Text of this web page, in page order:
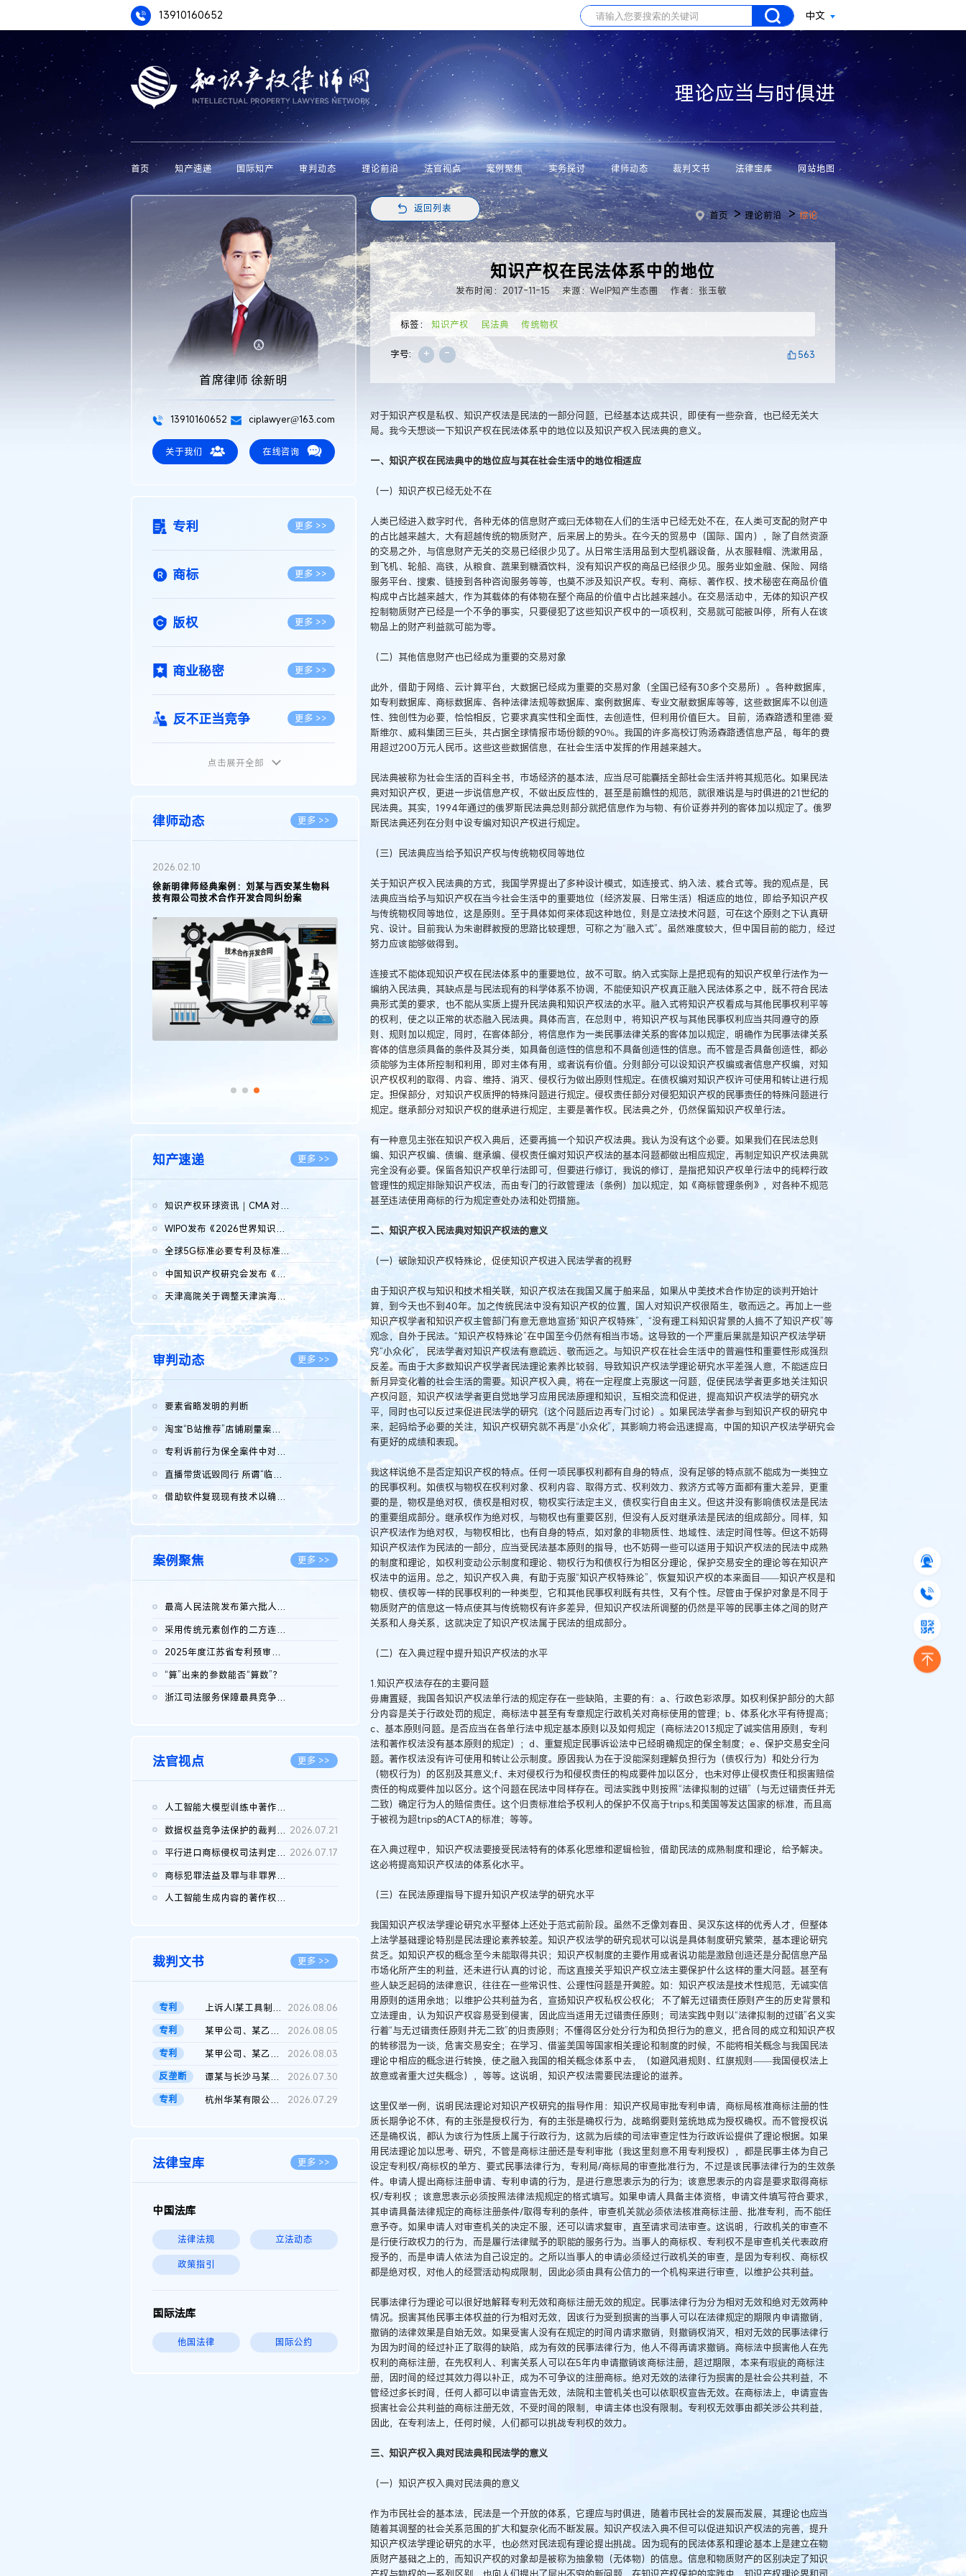
13910160652 中文
理论应当与时俱进
首页 知产速递 国际知产 审判动态 理论前沿 法官视点 案例聚焦 实务探讨 律师动态 裁判文书 法律宝库 网站地图
首席律师 徐新明
13910160652 ciplawyer@163.com
关于我们 在线咨询
专利 更多 >>
商标 更多 >>
版权 更多 >>
商业秘密 更多 >>
反不正当竞争 更多 >>
植物新品种
地理标志 更多 >>
集成电路布图设计
传统文化 更多 >>
点击展开全部
律师动态 更多 >>
徐新明律师接受《天津日报》采访：解读
2025年度天津市专利行政保护案例
著名知识产权律师徐新明接受《中国经营
报》采访：技术革新下知识产权保护面临新
徐新明律师经典案例：刘某与西安某生物科
技有限公司技术合作开发合同纠纷案
知产速递 更多 >>
知识产权环球资讯｜CMA 对微软发起调查；批量搬运二手平台数据构...
WIPO发布《2026世界知识产权报告》 含报告全文
全球5G标准必要专利及标准提案研究报告（2026年）全文发布
中国知识产权研究会发布《2025年度中国企业海外知识产权纠纷调查...
2026.08.07
天津高院关于调整天津滨海高新技术产业开发区华苑科技园一审普通...
2026.08.07
审判动态 更多 >>
要素省略发明的判断
淘宝“B站推荐”店铺刷量案维持原判，两被告连带赔偿150万元
专利诉前行为保全案件中对仿制药申请人曾作出三类声明的考量及违...
直播带货诋毁同行 所谓“临场发挥”不免责
借助软件复现现有技术以确认相关参数特征是否被公开
案例聚焦 更多 >>
最高人民法院发布第六批人民法院种业知识产权司法保护典型案例 含...
采用传统元素创作的二方连续装饰图案作品的独创性及侵权对比认定
2025年度江苏省专利预审典型案例
“算”出来的参数能否“算数”？
浙江司法服务保障最具竞争力营商环境建设典型案例（第二批）含侵...
法官视点 更多 >>
人工智能大模型训练中著作权的合理使用
2026.07.28
数据权益竞争法保护的裁判路径构建 2026.07.21
平行进口商标侵权司法判定规则的困境与纾解 2026.07.17
商标犯罪法益及罪与非罪界限研究
人工智能生成内容的著作权司法认定：演进逻辑、现实困境与规则建...
裁判文书 更多 >>
专利 上诉人I某工具制品有限公司与被上诉人程某及一审被告中华人民共和...
2026.08.06
专利
某甲公司、某乙公司、某丙公司申请诉前行为保全复议裁定书
2026.08.05
专利
某甲公司、某乙公司、官某与某丙公司专利申请权权属纠纷 二审判决...
2026.08.03
反垄断
谭某与长沙马某堆农产品股份有限公司滥用市场支配地位纠纷二审裁...
2026.07.30
专利
杭州华某有限公司与菲某有限公司侵害发明专利权纠纷 2026.07.29
法律宝库 更多 >>
中国法库
法律法规 立法动态
政策指引
国际法库
他国法律 国际公约
返回列表
首页 >理论前沿 >综论
知识产权在民法体系中的地位
发布时间：2017-11-15 来源：WeIP知产生态圈 作者：张玉敏
标签： 知识产权 民法典 传统物权
字号: + - 563
对于知识产权是私权、知识产权法是民法的一部分问题，已经基本达成共识，即使有一些杂音，也已经无关大
局。我今天想谈一下知识产权在民法体系中的地位以及知识产权入民法典的意义。
一、知识产权在民法典中的地位应与其在社会生活中的地位相适应
（一）知识产权已经无处不在
人类已经进入数字时代，各种无体的信息财产或曰无体物在人们的生活中已经无处不在，在人类可支配的财产中
的占比越来越大，大有超越传统的物质财产，后来居上的势头。在今天的贸易中（国际、国内），除了自然资源
的交易之外，与信息财产无关的交易已经很少见了。从日常生活用品到大型机器设备，从衣服鞋帽、洗漱用品，
到飞机、轮船、高铁，从粮食、蔬果到糖酒饮料，没有知识产权的商品已经很少见。服务业如金融、保险、网络
服务平台、搜索、链接到各种咨询服务等等，也莫不涉及知识产权。专利、商标、著作权、技术秘密在商品价值
构成中占比越来越大，作为其载体的有体物在整个商品的价值中占比越来越小。在交易活动中，无体的知识产权
控制物质财产已经是一个不争的事实，只要侵犯了这些知识产权中的一项权利，交易就可能被叫停，所有人在该
物品上的财产利益就可能为零。
（二）其他信息财产也已经成为重要的交易对象
此外，借助于网络、云计算平台，大数据已经成为重要的交易对象（全国已经有30多个交易所）。各种数据库，
如专利数据库、商标数据库、各种法律法规等数据库、案例数据库、专业文献数据库等等，这些数据库不以创造
性、独创性为必要，恰恰相反，它要求真实性和全面性，去创造性，但利用价值巨大。 目前，汤森路透和里德·爱
斯维尔、威科集团三巨头，共占据全球情报市场份额的90%。我国的许多高校订购汤森路透信息产品，每年的费
用超过200万元人民币。这些这些数据信息，在社会生活中发挥的作用越来越大。
民法典被称为社会生活的百科全书，市场经济的基本法，应当尽可能囊括全部社会生活并将其规范化。如果民法
典对知识产权，更进一步说信息产权，不做出反应性的，甚至是前瞻性的规范，就很难说是与时俱进的21世纪的
民法典。其实，1994年通过的俄罗斯民法典总则部分就把信息作为与物、有价证券并列的客体加以规定了。俄罗
斯民法典还列在分则中设专编对知识产权进行规定。
（三）民法典应当给予知识产权与传统物权同等地位
关于知识产权入民法典的方式，我国学界提出了多种设计模式，如连接式、纳入法、糅合式等。我的观点是，民
法典应当给予与知识产权在当今社会生活中的重要地位（经济发展、日常生活）相适应的地位，即给予知识产权
与传统物权同等地位，这是原则。至于具体如何来体现这种地位，则是立法技术问题，可在这个原则之下认真研
究、设计。目前我认为朱谢群教授的思路比较理想，可称之为“融入式”。虽然难度较大，但中国目前的能力，经过
努力应该能够做得到。
连接式不能体现知识产权在民法体系中的重要地位，故不可取。纳入式实际上是把现有的知识产权单行法作为一
编纳入民法典，其缺点是与民法现有的科学体系不协调，不能使知识产权真正融入民法体系之中，既不符合民法
典形式美的要求，也不能从实质上提升民法典和知识产权法的水平。融入式将知识产权看成与其他民事权利平等
的权利，使之以正常的状态融入民法典。具体而言，在总则中，将知识产权与其他民事权利应当共同遵守的原
则、规则加以规定，同时，在客体部分，将信息作为一类民事法律关系的客体加以规定，明确作为民事法律关系
客体的信息须具备的条件及其分类，如具备创造性的信息和不具备创造性的信息。而不管是否具备创造性，都必
须能够为主体所控制和利用，即对主体有用，或者说有价值。分则部分可以设知识产权编或者信息产权编，对知
识产权权利的取得、内容、维持、消灭、侵权行为做出原则性规定。在债权编对知识产权许可使用和转让进行规
定。担保部分，对知识产权质押的特殊问题进行规定。侵权责任部分对侵犯知识产权的民事责任的特殊问题进行
规定。继承部分对知识产权的继承进行规定，主要是著作权。民法典之外，仍然保留知识产权单行法。
有一种意见主张在知识产权入典后，还要再搞一个知识产权法典。我认为没有这个必要。如果我们在民法总则
编、知识产权编、债编、继承编、侵权责任编对知识产权法的基本问题都做出相应规定，再制定知识产权法典就
完全没有必要。保留各知识产权单行法即可，但要进行修订，我说的修订，是指把知识产权单行法中的纯粹行政
管理性的规定排除知识产权法，而由专门的行政管理法（条例）加以规定，如《商标管理条例》，对各种不规范
甚至违法使用商标的行为规定查处办法和处罚措施。
二、知识产权入民法典对知识产权法的意义
（一）破除知识产权特殊论，促使知识产权进入民法学者的视野
由于知识产权与知识和技术相关联，知识产权法在我国又属于舶来品，如果从中美技术合作协定的谈判开始计
算，到今天也不到40年。加之传统民法中没有知识产权的位置，国人对知识产权很陌生，敬而远之。再加上一些
知识产权学者和知识产权主管部门有意无意地宣扬“知识产权特殊”，“没有理工科知识背景的人搞不了知识产权”等
观念，自外于民法。“知识产权特殊论”在中国至今仍然有相当市场。这导致的一个严重后果就是知识产权法学研
究“小众化”， 民法学者对知识产权法有意疏远、敬而远之。与知识产权在社会生活中的普遍性和重要性形成强烈
反差。而由于大多数知识产权学者民法理论素养比较弱，导致知识产权法学理论研究水平差强人意，不能适应日
新月异变化着的社会生活的需要。知识产权入典，将在一定程度上克服这一问题，促使民法学者更多地关注知识
产权问题，知识产权法学者更自觉地学习应用民法原理和知识，互相交流和促进，提高知识产权法学的研究水
平，同时也可以反过来促进民法学的研究（这个问题后边再专门讨论）。如果民法学者参与到知识产权的研究中
来，起码给予必要的关注，知识产权研究就不再是“小众化”，其影响力将会迅速提高，中国的知识产权法学研究会
有更好的成绩和表现。
我这样说绝不是否定知识产权的特点。任何一项民事权利都有自身的特点，没有足够的特点就不能成为一类独立
的民事权利。如债权与物权在权利对象、权利内容、取得方式、权利效力、救济方式等方面都有重大差异，更重
要的是，物权是绝对权，债权是相对权，物权实行法定主义，债权实行自由主义。但这并没有影响债权法是民法
的重要组成部分。继承权作为绝对权，与物权也有重要区别，但没有人反对继承法是民法的组成部分。同样，知
识产权法作为绝对权，与物权相比，也有自身的特点，如对象的非物质性、地域性、法定时间性等。但这不妨碍
知识产权法作为民法的一部分，应当受民法基本原则的指导，也不妨碍一些可以适用于知识产权法的民法中成熟
的制度和理论，如权利变动公示制度和理论、物权行为和债权行为相区分理论，保护交易安全的理论等在知识产
权法中的运用。总之，知识产权入典，有助于克服“知识产权特殊论”，恢复知识产权的本来面目——知识产权是和
物权、债权等一样的民事权利的一种类型，它和其他民事权利既有共性，又有个性。尽管由于保护对象是不同于
物质财产的信息这一特点使其与传统物权有许多差异，但知识产权法所调整的仍然是平等的民事主体之间的财产
关系和人身关系，这就决定了知识产权法属于民法的组成部分。
（二）在入典过程中提升知识产权法的水平
1.知识产权法存在的主要问题
毋庸置疑，我国各知识产权法单行法的规定存在一些缺陷，主要的有：a、行政色彩浓厚。如权利保护部分的大部
分内容是关于行政处罚的规定，商标法中甚至有专章规定行政机关对商标使用的管理；b、体系化水平有待提高；
c、基本原则问题。是否应当在各单行法中规定基本原则以及如何规定（商标法2013规定了诚实信用原则，专利
法和著作权法没有基本原则的规定）；d、重复规定民事诉讼法中已经明确规定的保全制度；e、保护交易安全问
题。著作权法没有许可使用和转让公示制度。原因我认为在于没能深刻理解负担行为（债权行为）和处分行为
（物权行为）的区别及其意义;f、未对侵权行为和侵权责任的构成要件加以区分，也未对停止侵权责任和损害赔偿
责任的构成要件加以区分。这个问题在民法中同样存在。司法实践中则按照“法律拟制的过错”（与无过错责任并无
二致）确定行为人的赔偿责任。这个归责标准给予权利人的保护不仅高于trips,和美国等发达国家的标准，而且高
于被视为超trips的ACTA的标准；等等。
在入典过程中，知识产权法要接受民法特有的体系化思维和逻辑检验，借助民法的成熟制度和理论，给予解决。
这必将提高知识产权法的体系化水平。
（三）在民法原理指导下提升知识产权法学的研究水平
我国知识产权法学理论研究水平整体上还处于范式前阶段。虽然不乏像刘春田、吴汉东这样的优秀人才，但整体
上法学基础理论特别是民法理论素养较差。知识产权法学的研究现状可以说是具体制度研究繁荣，基本理论研究
贫乏。如知识产权的概念至今未能取得共识；知识产权制度的主要作用或者说功能是激励创造还是分配信息产品
市场化所产生的利益，还未进行认真的讨论，而这直接关乎知识产权立法主要保护什么这样的重大问题。甚至有
些人缺乏起码的法律意识，往往在一些常识性、公理性问题是开黄腔。如：知识产权法是技术性规范，无诚实信
用原则的适用余地；以维护公共利益为名，宣扬知识产权私权公权化； 不了解无过错责任原则产生的历史背景和
立法理由，认为知识产权容易受到侵害，因此应当适用无过错责任原则；司法实践中则以“法律拟制的过错”名义实
行着“与无过错责任原则并无二致”的归责原则；不懂得区分处分行为和负担行为的意义，把合同的成立和知识产权
的转移混为一谈，危害交易安全；在学习、借鉴美国等国家相关理论和制度的时候，不能将相关概念与我国民法
理论中相应的概念进行转换，使之融入我国的相关概念体系中去，（如避风港规则、红旗规则——我国侵权法上
故意或者重大过失概念），等等。这说明，知识产权法需要民法理论的滋养。
这里仅举一例，说明民法理论对知识产权研究的指导作用：知识产权局审批专利申请，商标局核准商标注册的性
质长期争论不休，有的主张是授权行为，有的主张是确权行为，战略纲要则笼统地成为授权确权。而不管授权说
还是确权说，都认为该行为性质上属于行政行为，这就为后续的司法审查定性为行政诉讼提供了理论根据。如果
用民法理论加以思考、研究，不管是商标注册还是专利审批（我这里刻意不用专利授权），都是民事主体为自己
设定专利权/商标权的单方、要式民事法律行为，专利局/商标局的审查批准行为，不过是该民事法律行为的生效条
件。申请人提出商标注册申请、专利申请的行为，是进行意思表示为的行为；该意思表示的内容是要求取得商标
权/专利权 ；该意思表示必须按照法律法规规定的格式填写。如果申请人具备主体资格，申请文件填写符合要求，
其申请具备法律规定的商标注册条件/取得专利的条件，审查机关就必须依法核准商标注册、批准专利，而不能任
意予夺。如果申请人对审查机关的决定不服，还可以请求复审，直至请求司法审查。这说明，行政机关的审查不
是行使行政权力的行为，而是履行法律赋予的职能的服务行为。当事人的商标权、专利权不是审查机关代表政府
授予的，而是申请人依法为自己设定的。之所以当事人的申请必须经过行政机关的审查，是因为专利权、商标权
都是绝对权，对他人的经营活动构成限制，因此必须由具有公信力的一个机构来进行审查，以维护公共利益。
民事法律行为理论可以很好地解释专利无效和商标注册无效的规定。民事法律行为分为相对无效和绝对无效两种
情况。损害其他民事主体权益的行为相对无效，因该行为受到损害的当事人可以在法律规定的期限内申请撤销，
撤销的法律效果是自始无效。如果受害人没有在规定的时间内请求撤销，则撤销权消灭，相对无效的民事法律行
为因为时间的经过补正了取得的缺陷，成为有效的民事法律行为，他人不得再请求撤销。商标法中损害他人在先
权利的商标注册，在先权利人、利害关系人可以在5年内申请撤销该商标注册，超过期限，本来有瑕疵的商标注
册，因时间的经过其效力得以补正，成为不可争议的注册商标。绝对无效的法律行为损害的是社会公共利益，不
管经过多长时间，任何人都可以申请宣告无效，法院和主管机关也可以依职权宣告无效。在商标法上，申请宣告
损害社会公共利益的商标注册无效，不受时间的限制，申请主体也没有限制。专利权无效事由都关涉公共利益，
因此，在专利法上，任何时候，人们都可以挑战专利权的效力。
三、知识产权入典对民法典和民法学的意义
（一）知识产权入典对民法典的意义
作为市民社会的基本法，民法是一个开放的体系，它理应与时俱进，随着市民社会的发展而发展，其理论也应当
随着其调整的社会关系范围的扩大和复杂化而不断发展。知识产权法入典不但可以促进知识产权法的完善，提升
知识产权法学理论研究的水平，也必然对民法现有理论提出挑战。因为现有的民法体系和理论基本上是建立在物
质财产基础之上的，而知识产权的对象却是被称为抽象物（无体物）的信息。信息和物质财产的区别决定了知识